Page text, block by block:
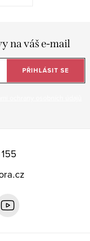
na váš e-mail
PŘIHLÁSIT SE